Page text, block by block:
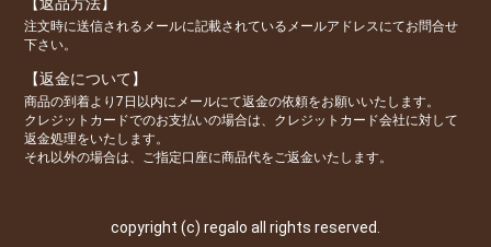
注文時に送信されるメールに記載されているメールアドレスにてお問合せ
下さい。
【返金について】
商品の到着より7日以内にメールにて返金の依頼をお願いいたします。
クレジットカードでのお支払いの場合は、クレジットカード会社に対して
返金処理をいたします。
それ以外の場合は、ご指定口座に商品代をご返金いたします。
copyright (c) regalo all rights reserved.